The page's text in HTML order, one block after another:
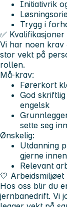
Initiativrik
Trygg i
✅ Kvalifikasjoner
Vi har noen krav
stor vekt på
rollen.
Må-krav:
Førerkort
God
engelsk
sette seg
Ønskelig:
Utdanning
gjerne
Relevant
💙 Arbeidsmiljøet
Hos oss blir du
jernbanedrift. Vi